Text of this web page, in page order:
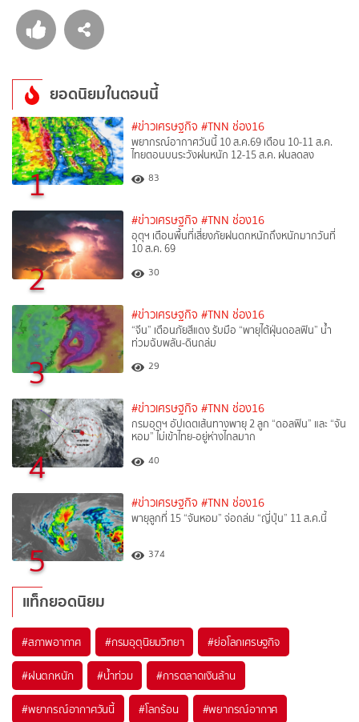
ยอดนิยมในตอนนี้
1
#ข่าวเศรษฐกิจ #TNN ช่อง16
พยากรณ์อากาศวันนี้ 10 ส.ค.69 เตือน 10-11 ส.ค.
ไทยตอนบนระวังฝนหนัก 12-15 ส.ค. ฝนลดลง
83
2
#ข่าวเศรษฐกิจ #TNN ช่อง16
อุตุฯ เตือนพื้นที่เสี่ยงภัยฝนตกหนักถึงหนักมากวันที่
10 ส.ค. 69
30
3
#ข่าวเศรษฐกิจ #TNN ช่อง16
“จีน” เตือนภัยสีแดง รับมือ “พายุไต้ฝุ่นดอลฟิน” น้ำ
ท่วมฉับพลัน-ดินถล่ม
29
4
#ข่าวเศรษฐกิจ #TNN ช่อง16
กรมอุตุฯ อัปเดตเส้นทางพายุ 2 ลูก “ดอลฟิน” และ “จัน
หอม” ไม่เข้าไทย-อยู่ห่างไกลมาก
40
5
#ข่าวเศรษฐกิจ #TNN ช่อง16
พายุลูกที่ 15 “จันหอม” จ่อถล่ม “ญี่ปุ่น” 11 ส.ค.นี้
374
แท็กยอดนิยม
#สภาพอากาศ #กรมอุตุนิยมวิทยา #ย่อโลกเศรษฐกิจ
#ฝนตกหนัก #น้ำท่วม #การตลาดเงินล้าน
#พยากรณ์อากาศวันนี้ #โลกร้อน #พยากรณ์อากาศ